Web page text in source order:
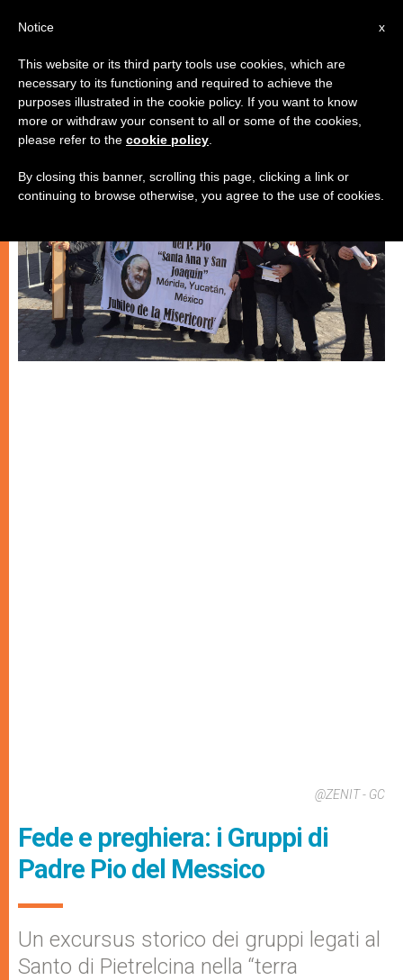
CHIESE LOCALI
@ZENIT - GC
Fede e preghiera: i Gruppi di
Padre Pio del Messico
Un excursus storico dei gruppi legati al
Santo di Pietrelcina nella “terra
x
Notice
This website or its third party tools use cookies, which are
necessary to its functioning and required to achieve the
purposes illustrated in the cookie policy. If you want to know
more or withdraw your consent to all or some of the cookies,
please refer to the cookie policy
By closing this banner, scrolling this page, clicking a link or
continuing to browse otherwise, you agree to the use of cookies.